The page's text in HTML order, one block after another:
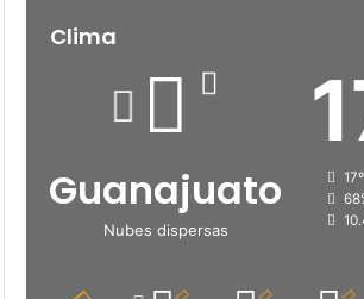
Clima
Guanajuato
Nubes dispersas